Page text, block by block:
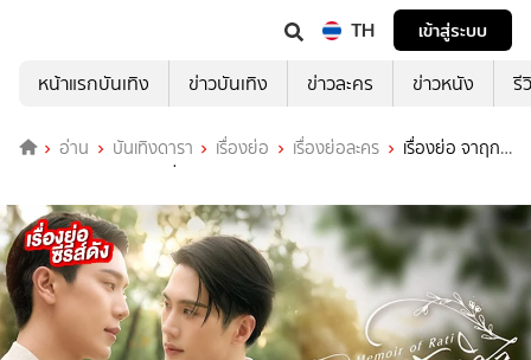
TH
เข้าสู่ระบบ
หน้าแรกบันเทิง
ข่าวบันเทิง ข่าวละคร ข่าวหนัง รี
อ่าน บันเทิงดารา เรื่องย่อ เรื่องย่อละคร
เรื่องย่อ จาฤกร
ติชา Memoir Of Rati ช่อง GMM25 (ตอนจบ)